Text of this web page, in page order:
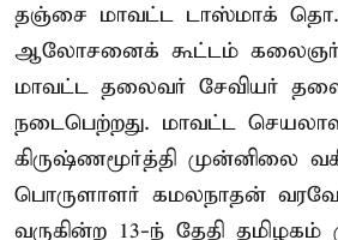
தஞ்சை மாவட்ட டாஸ்மாக்
ஆலோசனைக் கூட்டம் கலைஞர்
மாவட்ட தலைவர் சேவியர்
நடைபெற்றது. மாவட்ட
கிருஷ்ணமூர்த்தி முன்னிலை
பொருளாளர் கமலநாதன்
வருகின்ற 13-ந் தேதி தமிழகம்